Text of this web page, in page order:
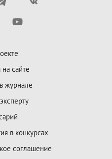
сайте
журнале
в конкурсах
соглашение